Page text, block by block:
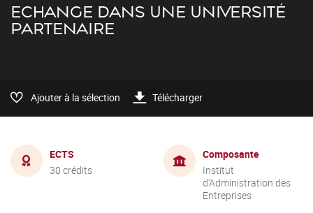
ECHANGE DANS UNE UNIVERSITÉ
PARTENAIRE
Ajouter à la sélection Télécharger
ECTS
30 crédits
Composante
Institut
d'Administration des
Entreprises